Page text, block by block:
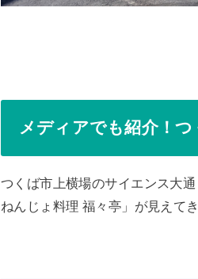
メディアでも紹介！
つくば市上横場のサイエンス大
ねんじょ料理 福々亭」が見えてき